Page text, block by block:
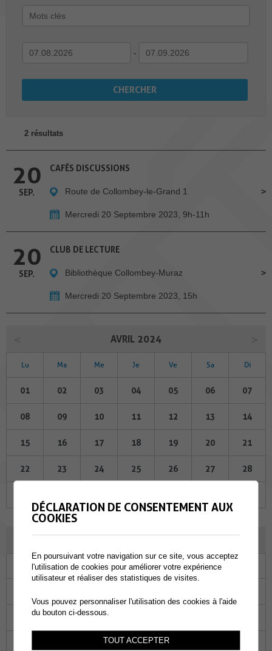
-
2 résultats
20
SEP.
CAFÉS DISCUSSIONS
Route de Collombey-le-Grand 1
Mercredi 20 Septembre 2023, 9h-11h
20
SEP.
CLUB DE LECTURE
Bibliothèque Collombey-Muraz
Mercredi 20 Septembre 2023, 15h
AVRIL 2024
Lu Ma Me Je Ve Sa Di
01 02 03 04 05 06 07
08 09 10 11 12 13 14
15 16 17 18 19 20 21
22 23 24 25 26 27 28
Ma Me Je Ve Sa
07 08
16 17
DÉCLARATION DE CONSENTEMENT AUX
COOKIES
En poursuivant votre navigation sur ce site, vous acceptez
l'utilisation de cookies pour améliorer votre expérience
utilisateur et réaliser des statistiques de visites.
Vous pouvez personnaliser l'utilisation des cookies à l'aide
du bouton ci-dessous.
TOUT ACCEPTER